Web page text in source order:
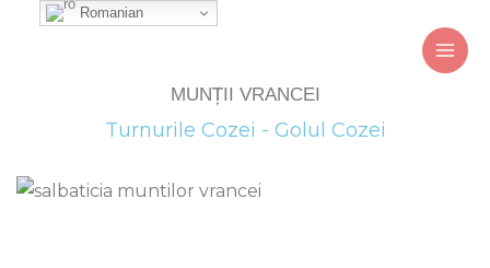
MUNȚII VRANCEI
Turnurile Cozei - Golul Cozei
Romanian